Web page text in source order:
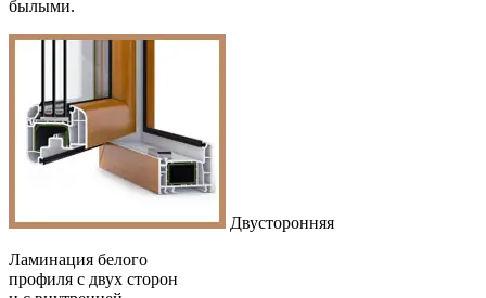
былыми.
Двусторонняя
Ламинация белого
профиля с двух сторон